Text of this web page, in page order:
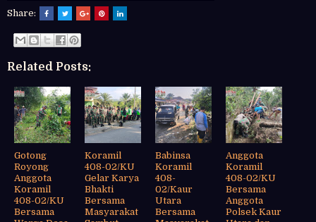
Share:
Related Posts:
Gotong
Royong
Anggota
Koramil
408-02/KU
Bersama
Koramil
408-02/KU
Gelar Karya
Bhakti
Bersama
Masyarakat
Babinsa
Koramil
408-
02/Kaur
Utara
Bersama
Anggota
Koramil
408-02/KU
Bersama
Anggota
Polsek Kaur